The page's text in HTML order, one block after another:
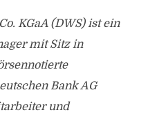
KGaA (DWS) ist ein
mit Sitz in
Bank AG
und